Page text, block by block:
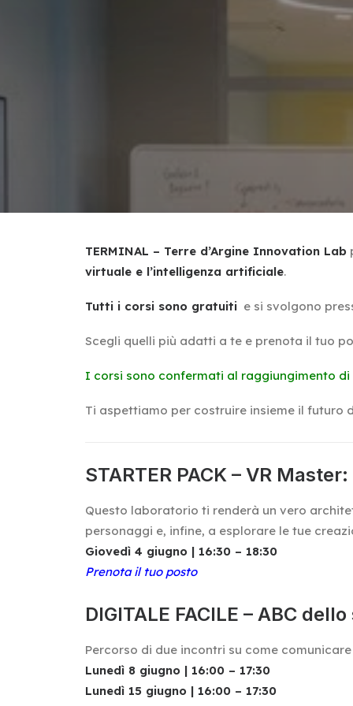
TERMINAL – Terre d’Argine Innovation Lab
virtuale e l’intelligenza artificiale.
Tutti i corsi sono gratuiti e si svolgono
Scegli quelli più adatti a te e prenota il tuo
I corsi sono confermati al raggiungimento
Ti aspettiamo per costruire insieme il futuro
STARTER PACK – VR
Questo laboratorio ti renderà un vero
personaggi e, infine, a esplorare le tue
Giovedì 4 giugno | 16:30 – 18:30
Prenota il tuo posto
DIGITALE FACILE – ABC
Percorso di due incontri su come
Lunedì 8 giugno | 16:00 – 17:30
Lunedì 15 giugno | 16:00 – 17:30